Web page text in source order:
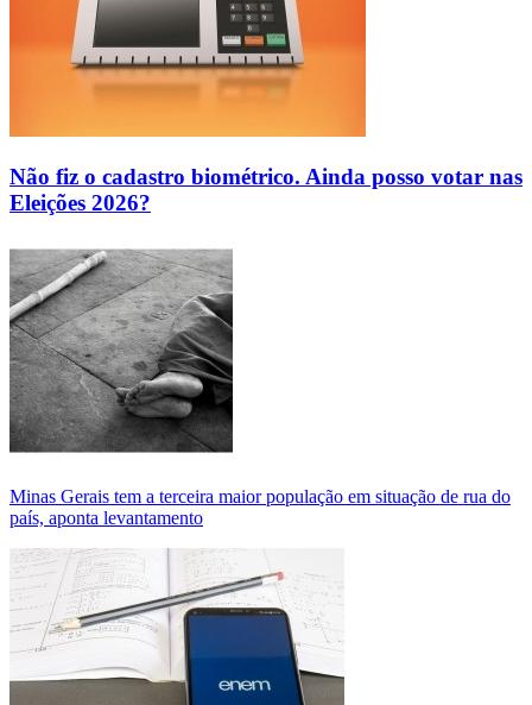
Não fiz o cadastro biométrico. Ainda posso votar nas
Eleições 2026?
Minas Gerais tem a terceira maior população em situação de rua do
país, aponta levantamento